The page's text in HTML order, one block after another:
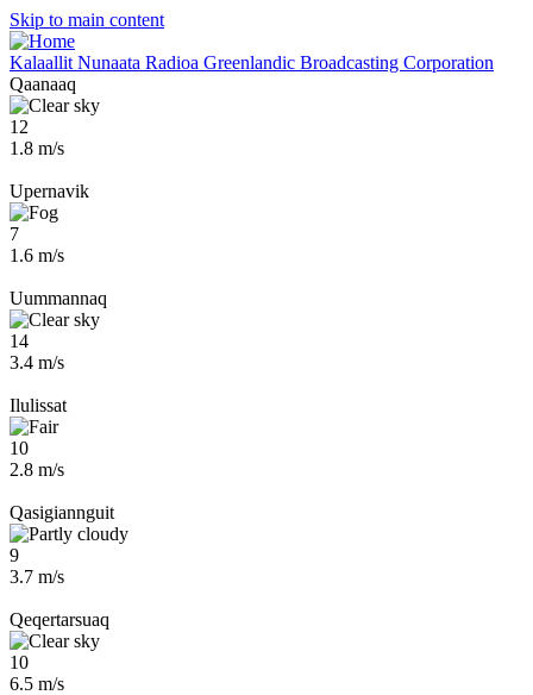
Skip to main content
Kalaallit Nunaata Radioa Greenlandic Broadcasting Corporation
Qaanaaq
12
1.8 m/s
Upernavik
7
1.6 m/s
Uummannaq
14
3.4 m/s
Ilulissat
10
2.8 m/s
Qasigiannguit
9
3.7 m/s
Qeqertarsuaq
10
6.5 m/s